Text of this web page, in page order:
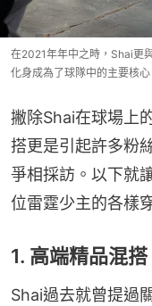
在2021年年中之時，Shai更
化身成為了球隊中的主要核心
撇除Shai在球場上
搭更是引起許多粉
爭相採訪。以下就
位雷霆少主的各樣
1. 高端精品混搭
Shai過去就曾提過